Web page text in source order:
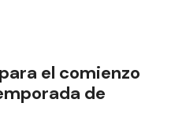
el comienzo
de